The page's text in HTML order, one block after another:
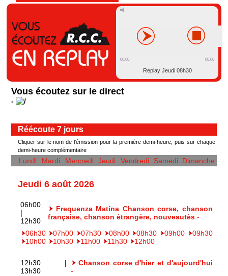
00:00 00:00
Replay Jeudi 08h30
Vous écoutez sur le direct
-
Réécoute 7 jours
Cliquer sur le nom de l'émission pour la première demi-heure, puis sur chaque
demi-heure complémentaire
Lundi Mardi Mercredi Jeudi Vendredi Samedi Dimanche
Jeudi 6 août 2026
06h00
|
12h30
Frequenza Matina Chanson corse, chanson
française, chanson ètrangère, nouveautès -
06h30
07h00 07h30 08h00 08h30 09h00
09h30
10h00
10h30 11h00 11h30 12h00
12h30 |
13h30
Chanson corse d'hier et d'aujourd'hui
-